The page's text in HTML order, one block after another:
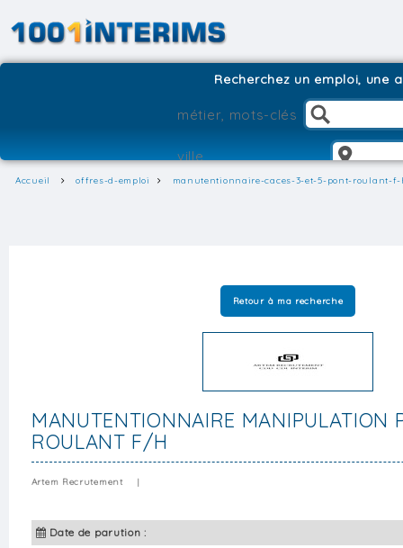
Recherchez un emploi, une
Accueil offres-d-emploi manutentionnaire-caces-3-et-5-pont-roulant-f-
Retour à ma recherche
MANUTENTIONNAIRE MANIPULATION
ROULANT F/H
Artem Recrutement |
Date de parution :